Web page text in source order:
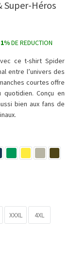
Super-Héros
DE REDUCTION
ce t-shirt Spider
entre l’univers des
courtes offre
Conçu en
bien aux fans de
XXXL 4XL